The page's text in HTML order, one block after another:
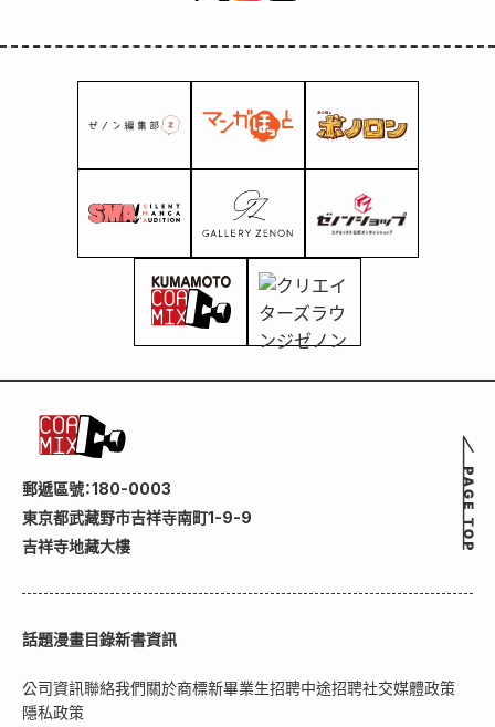
郵遞區號：180-0003
東京都武藏野市吉祥寺南町1-9-9
吉祥寺地藏大樓
話題漫畫目錄新書資訊
公司資訊聯絡我們關於商標新畢業生招聘中途招聘社交媒體政策
隱私政策